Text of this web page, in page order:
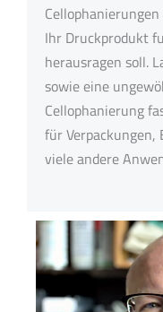
Ihr Druckprodukt
herausragen soll.
sowie eine
Cellophanierung
für
viele andere